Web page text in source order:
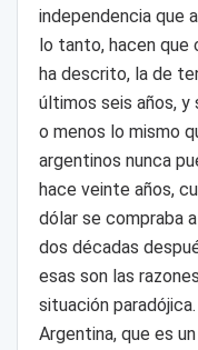
independencia que
lo tanto, hacen
ha descrito, la de
últimos seis años, y
o menos lo mismo
argentinos nunca
hace veinte años,
dólar se compraba
dos décadas
esas son las
situación
Argentina, que es